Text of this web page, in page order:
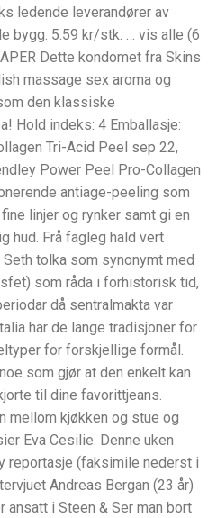
ledende leverandører av
bygg. 5.59 kr/stk. … vis alle (6
Dette kondomet fra Skins
massage sex aroma og
den klassiske
Hold indeks: 4 Emballasje:
Tri-Acid Peel sep 22,
Power Peel Pro-Collagen
antiage-peeling som
linjer og rynker samt gi en
hud. Frå fagleg hald vert
tolka som synonymt med
som råda i forhistorisk tid,
då sentralmakta var
har de lange tradisjoner for
for forskjellige formål.
som gjør at den enkelt kan
til dine favorittjeans.
mellom kjøkken og stue og
Eva Cesilie. Denne uken
reportasje (faksimile nederst i
Andreas Bergan (23 år)
ansatt i Steen & Ser man bort